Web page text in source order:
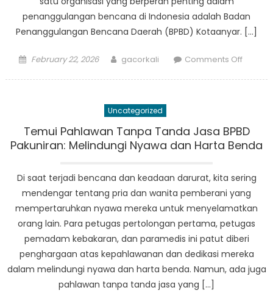
penanggulangan bencana di Indonesia adalah Badan
Penanggulangan Bencana Daerah (BPBD) Kotaanyar. […]
Posted
February 22, 2026 Author
gacorkali Comments Offon
Peran
BPBD
Uncategorized
Temui Pahlawan Tanpa Tanda Jasa BPBD
Pakuniran: Melindungi Nyawa dan Harta Benda
Di saat terjadi bencana dan keadaan darurat, kita sering
mendengar tentang pria dan wanita pemberani yang
mempertaruhkan nyawa mereka untuk menyelamatkan
orang lain. Para petugas pertolongan pertama, petugas
pemadam kebakaran, dan paramedis ini patut diberi
penghargaan atas kepahlawanan dan dedikasi mereka
dalam melindungi nyawa dan harta benda. Namun, ada juga
pahlawan tanpa tanda jasa yang […]